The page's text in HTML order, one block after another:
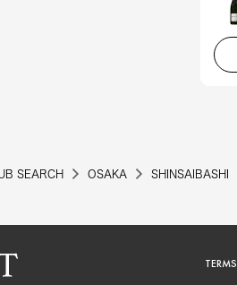
SEARCH OSAKA SHINSAIBASHI
TERMS